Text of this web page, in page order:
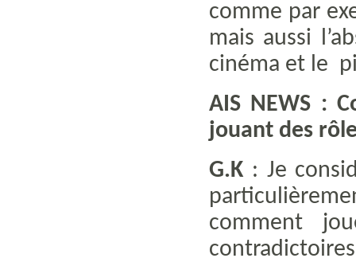
comme par
mais aussi
cinéma et le
AIS NEWS :
jouant des
G.K : Je
comment